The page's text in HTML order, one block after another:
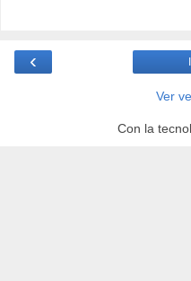
‹
Ver
Con la